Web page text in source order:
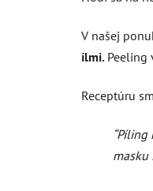
V našej
ílmi. Peeling
Receptúru
“Píling
masku